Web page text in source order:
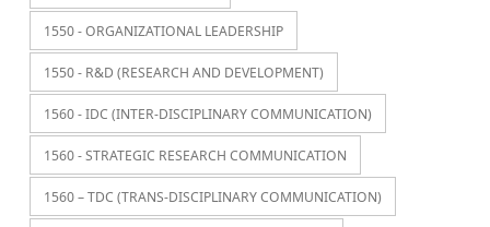
1550 - ORGANIZATIONAL LEADERSHIP
1550 - R&D (RESEARCH AND DEVELOPMENT)
1560 - IDC (INTER-DISCIPLINARY COMMUNICATION)
1560 - STRATEGIC RESEARCH COMMUNICATION
1560 – TDC (TRANS-DISCIPLINARY COMMUNICATION)